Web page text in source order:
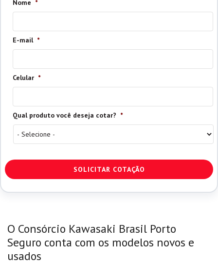
Nome *
E-mail *
Celular *
Qual produto você deseja cotar? *
O Consórcio Kawasaki Brasil Porto
Seguro conta com os modelos novos e
usados